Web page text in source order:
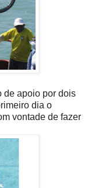
de apoio por dois
dia o
vontade de fazer